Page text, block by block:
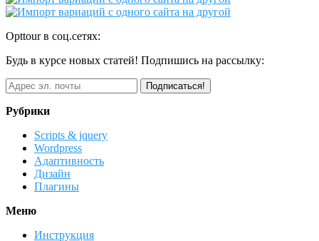
Opttour в соц.сетях:
Будь в курсе новых статей! Подпишись на рассылку:
Рубрики
Scripts & jquery
Wordpress
Адаптивность
Дизайн
Плагины
Меню
Инструкция